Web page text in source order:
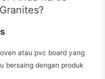
atau pvc board yang
bersaing dengan produk